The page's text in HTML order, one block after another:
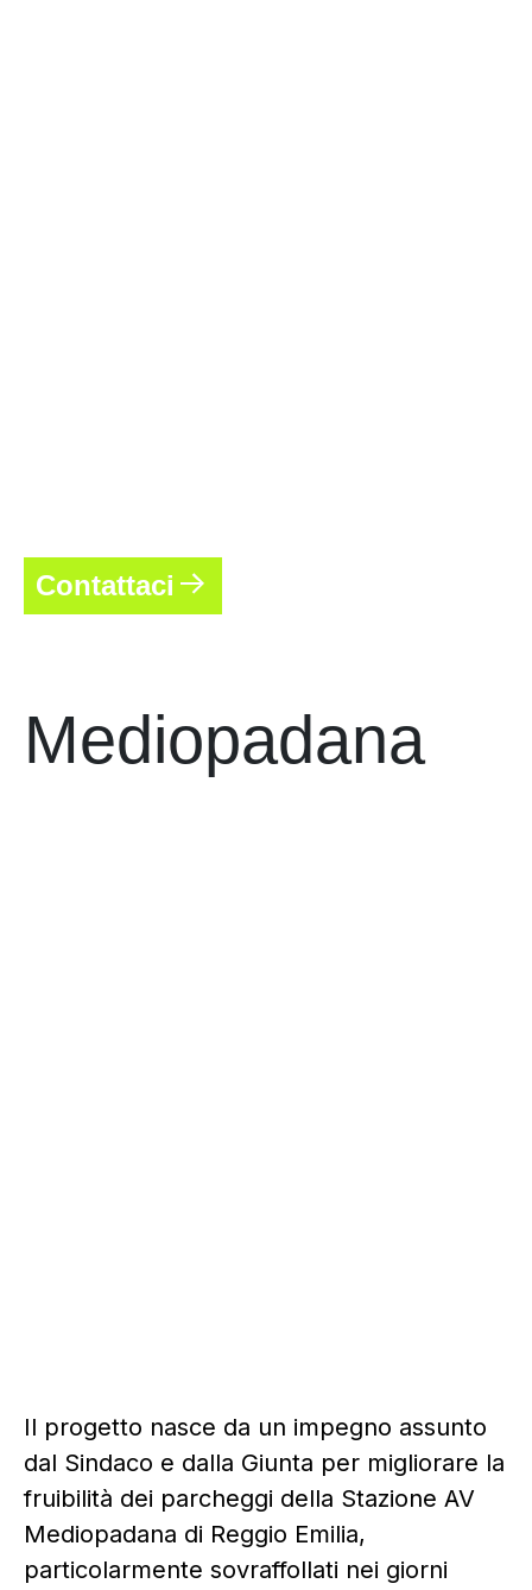
Contattaci
Mediopadana
Il progetto nasce da un impegno assunto
dal Sindaco e dalla Giunta per migliorare la
fruibilità dei parcheggi della Stazione AV
Mediopadana di Reggio Emilia,
particolarmente sovraffollati nei giorni